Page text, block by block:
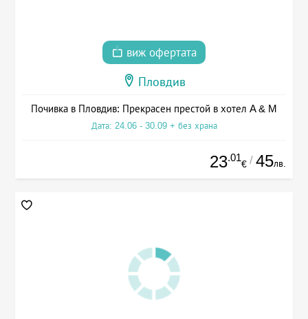
виж офертата
Пловдив
Почивка в Пловдив: Прекрасен престой в хотел A & M
Дата: 24.06 - 30.09 + без храна
23.01
€ / 45лв.